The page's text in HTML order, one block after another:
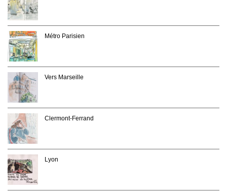
Métro Parisien
Vers Marseille
Clermont-Ferrand
Lyon